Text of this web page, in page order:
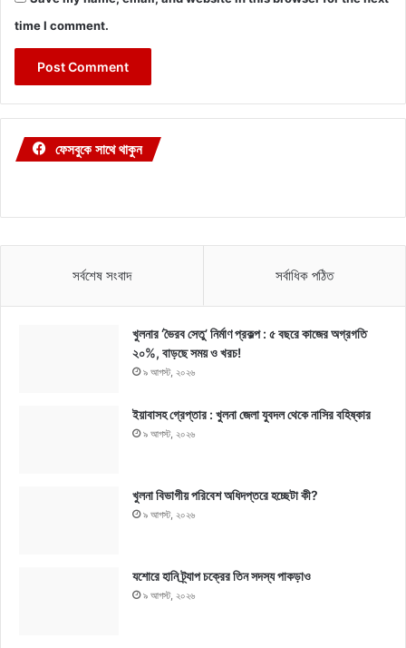
time I comment.
ফেসবুকে সাথে থাকুন
সর্বশেষ সংবাদ সর্বাধিক পঠিত
খুলনার ‘ভৈরব সেতু’ নির্মাণ প্রকল্প : ৫ বছরে কাজের অগ্রগতি
২০%, বাড়ছে সময় ও খরচ!
৯ আগস্ট, ২০২৬
ইয়াবাসহ গ্রেপ্তার : খুলনা জেলা যুবদল থেকে নাসির বহিষ্কার
৯ আগস্ট, ২০২৬
খুলনা বিভাগীয় পরিবেশ অধিদপ্তরে হচ্ছেটা কী?
৯ আগস্ট, ২০২৬
যশোরে হানি ট্র্যাপ চক্রের তিন সদস্য পাকড়াও
৯ আগস্ট, ২০২৬